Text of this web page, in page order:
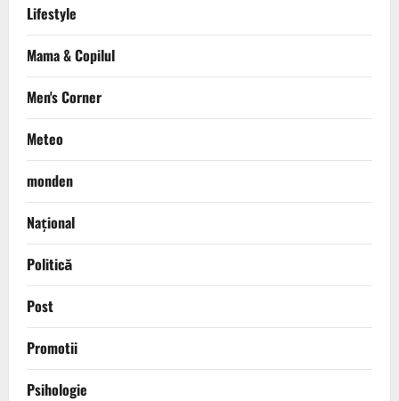
Lifestyle
Mama & Copilul
Men's Corner
Meteo
monden
Național
Politică
Post
Promotii
Psihologie